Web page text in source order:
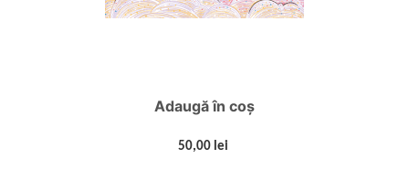
Adaugă în coș
50,00 lei